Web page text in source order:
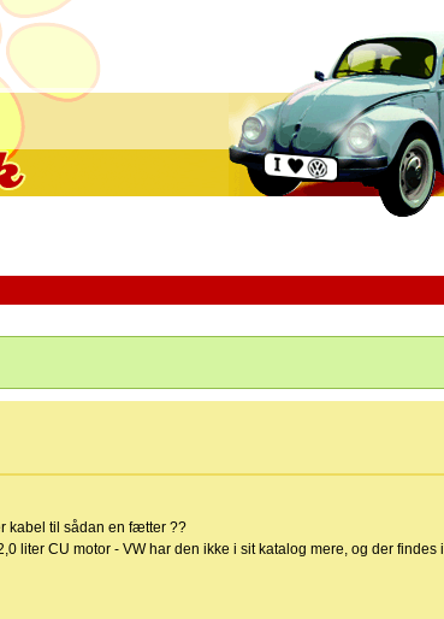
kabel til sådan en fætter ??
liter CU motor - VW har den ikke i sit katalog mere, og der findes